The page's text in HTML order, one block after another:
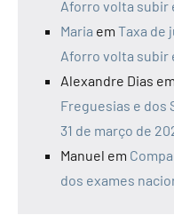
Aforro volta subir
Maria em Taxa de
Aforro volta subir
Alexandre Dias em
Freguesias e dos
31 de março de
Manuel em
dos exames